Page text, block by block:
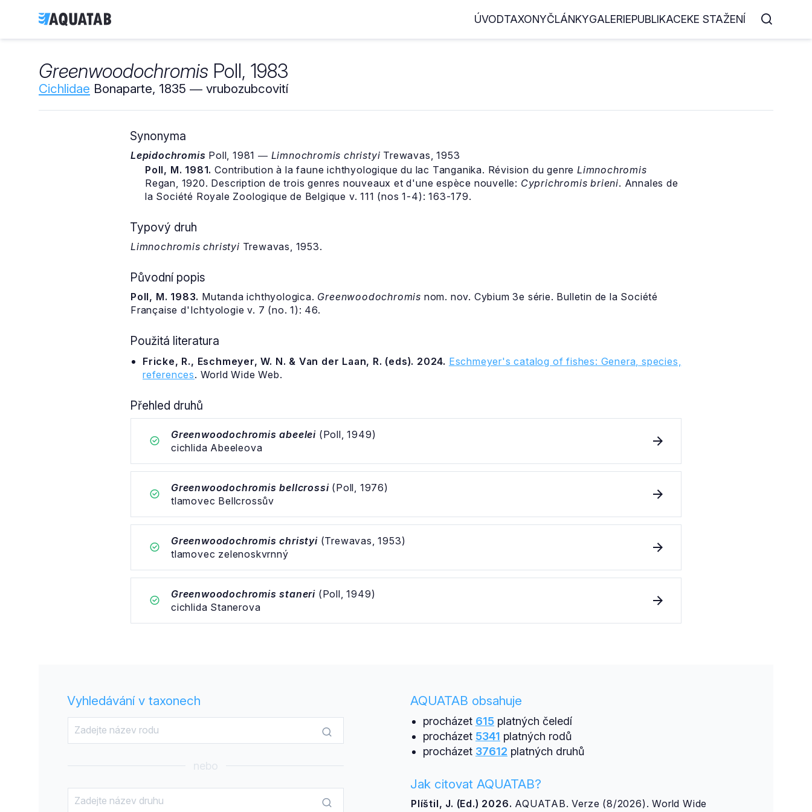
ÚVODTAXONYČLÁNKYGALERIEPUBLIKACEKE STAŽENÍ
Greenwoodochromis Poll, 1983
Cichlidae Bonaparte, 1835 ― vrubozubcovití
Synonyma
Lepidochromis Poll, 1981 ― Limnochromis christyi Trewavas, 1953
Poll, M. 1981. Contribution à la faune ichthyologique du lac Tanganika. Révision du genreLimnochromis
Regan, 1920. Description de trois genres nouveaux et d'une espèce nouvelle: Cyprichromis brieni. Annales de
la Société Royale Zoologique de Belgique v. 111 (nos 1-4): 163-179.
Typový druh
Limnochromis christyi Trewavas, 1953.
Původní popis
Poll, M. 1983. Mutanda ichthyologica. Greenwoodochromis nom. nov. Cybium 3e série. Bulletin de la Société
Française d'Ichtyologie v. 7 (no. 1): 46.
Použitá literatura
Fricke, R., Eschmeyer, W. N. & Van der Laan, R. (eds). 2024. Eschmeyer's catalog of fishes: Genera, species,
references. World Wide Web.
Přehled druhů
Greenwoodochromis abeelei (Poll, 1949)
cichlida Abeeleova
Greenwoodochromis bellcrossi(Poll, 1976)
tlamovec Bellcrossův
Greenwoodochromis christyi(Trewavas, 1953)
tlamovec zelenoskvrnný
Greenwoodochromis staneri (Poll, 1949)
cichlida Stanerova
Vyhledávání v taxonech
nebo
AQUATAB obsahuje
procházet 615platných čeledí
procházet 5341 platných rodů
procházet 37612 platných druhů
Jak citovat AQUATAB?
Plíštil, J. (Ed.) 2026. AQUATAB. Verze (8/2026). World Wide